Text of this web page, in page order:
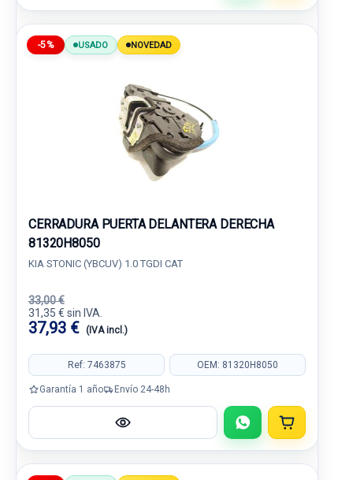
-5% USADO NOVEDAD
CERRADURA PUERTA DELANTERA DERECHA
81320H8050
KIA STONIC (YBCUV) 1.0 TGDI CAT
33,00 €
31,35 € sin IVA.
37,93 € (IVA incl.)
Ref: 7463875 OEM: 81320H8050
Garantía 1 año Envío 24-48h